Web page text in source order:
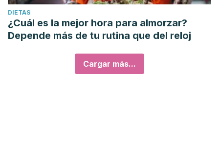
DIETAS
¿Cuál es la mejor hora para almorzar?
Depende más de tu rutina que del reloj
Cargar más...